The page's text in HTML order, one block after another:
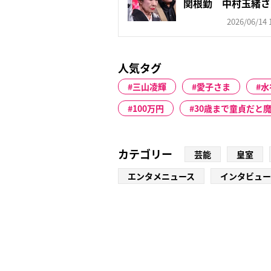
関根勤 中村玉緒
2026/06/14
人気タグ
三山凌輝 愛子さま
100万円
30歳まで童貞だと
カテゴリー 芸能
皇室
エンタメニュース
インタビュー